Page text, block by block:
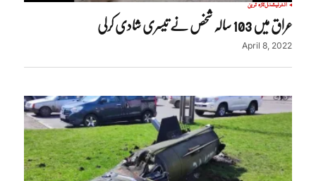
انٹرنیشنلتازہ ترین
عراق میں 103 سالہ شخص نے تیسری شادی کرلی
April 8, 2022